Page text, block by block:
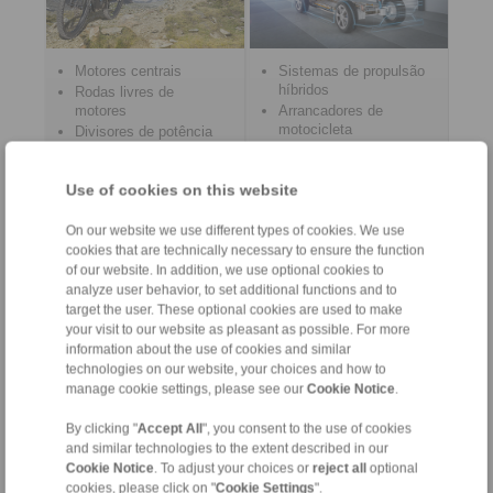
Use of cookies on this website
On our website we use different types of cookies. We use
cookies that are technically necessary to ensure the function
of our website. In addition, we use optional cookies to
analyze user behavior, to set additional functions and to
target the user. These optional cookies are used to make
your visit to our website as pleasant as possible. For more
information about the use of cookies and similar
technologies on our website, your choices and how to
manage cookie settings, please see our Cookie Notice.
By clicking "Accept All ", you consent to the use of cookies
and similar technologies to the extent described in our
Cookie Notice. To adjust your choices or reject all
optional
cookies, please click on "Cookie Settings".
Motores centrais
Rodas livres de
motores
Divisores de potência
pedaleiro
mais
Sistemas de propulsão
híbridos
Arrancadores de
motocicleta
emergência do
Tecnologia de
impressão e papel
Alimentício e
Embalagens